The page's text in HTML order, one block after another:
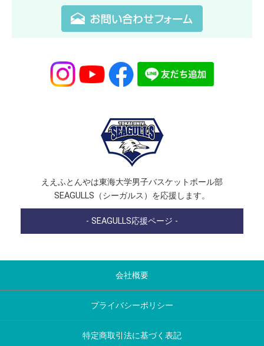
ええふとんやは東海大学男子バスケットボール部
SEAGULLS（シーガルス）を応援します。
- SEAGULLS応援ページ -
会社概要
プライバシーポリシー
特定商取引法に基づく表記